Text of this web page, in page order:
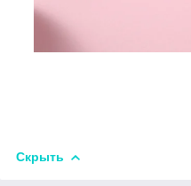
Скрыть